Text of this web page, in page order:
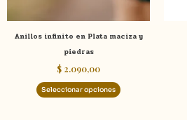
Anillos infinito en Plata maciza y
piedras
$ 2.090,00
Seleccionar opciones
elegir
en
de